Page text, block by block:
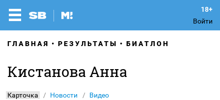
Войти
ГЛАВНАЯ РЕЗУЛЬТАТЫ БИАТЛОН
Кистанова Анна
Карточка Новости Видео